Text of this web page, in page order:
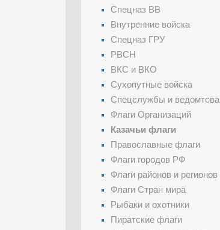
Спецназ ВВ
Внутренние войска
Спецназ ГРУ
РВСН
ВКС и ВКО
Сухопутные войска
Спецслужбы и ведомтсва
Флаги Организаций
Казачьи флаги
Православные флаги
Флаги городов РФ
Флаги районов и регионов
Флаги Стран мира
Рыбаки и охотники
Пиратские флаги